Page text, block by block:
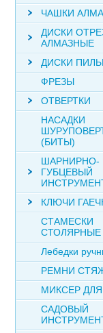
ЧАШКИ
ДИСКИ
АЛМАЗНЫЕ
ДИСКИ
ФРЕЗЫ
ОТВЕРТКИ
НАСАДКИ
(БИТЫ)
ШАРНИРНО-
ГУБЦЕВЫЙ
КЛЮЧИ
СТАМЕСКИ
СТОЛЯРНЫЕ
Лебедки
РЕМНИ
МИКСЕР ДЛЯ
САДОВЫЙ